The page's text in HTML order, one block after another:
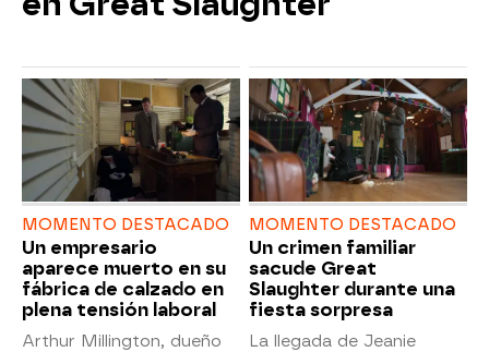
MOMENTO DESTACADO
Un empresario
aparece muerto en su
fábrica de calzado en
plena tensión laboral
Arthur Millington, dueño
MOMENTO DESTACADO
Un crimen familiar
sacude Great
Slaughter durante una
fiesta sorpresa
La llegada de Jeanie